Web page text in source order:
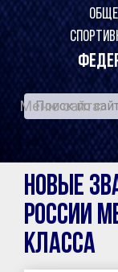
Меню сайта:
Новые
РОССИИ
КЛАССА